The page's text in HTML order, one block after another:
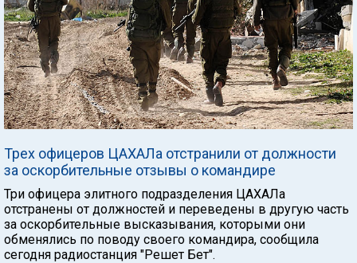
Трех офицеров ЦАХАЛа отстранили от должности
за оскорбительные отзывы о командире
Три офицера элитного подразделения ЦАХАЛа
отстранены от должностей и переведены в другую часть
за оскорбительные высказывания, которыми они
обменялись по поводу своего командира, сообщила
сегодня радиостанция "Решет Бет".